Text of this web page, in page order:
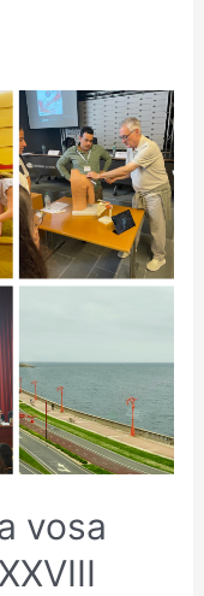
vosa